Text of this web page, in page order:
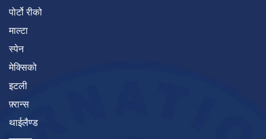
पोर्टो रीको
माल्टा
स्पेन
मेक्सिको
इटली
फ़्रान्स
थाईलैण्ड